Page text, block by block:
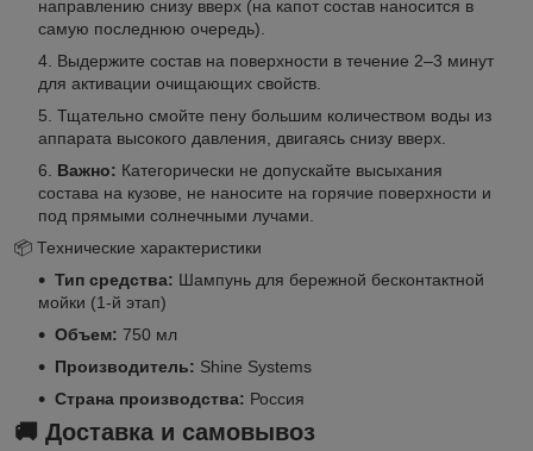
направлению снизу вверх (на капот состав наносится в
самую последнюю очередь).
Выдержите состав на поверхности в течение 2–3 минут
для активации очищающих свойств.
Тщательно смойте пену большим количеством воды из
аппарата высокого давления, двигаясь снизу вверх.
Важно: Категорически не допускайте высыхания
состава на кузове, не наносите на горячие поверхности и
под прямыми солнечными лучами.
📦 Технические характеристики
Тип средства: Шампунь для бережной бесконтактной
мойки (1-й этап)
Объем: 750 мл
Производитель: Shine Systems
Страна производства: Россия
🚚 Доставка и самовывоз